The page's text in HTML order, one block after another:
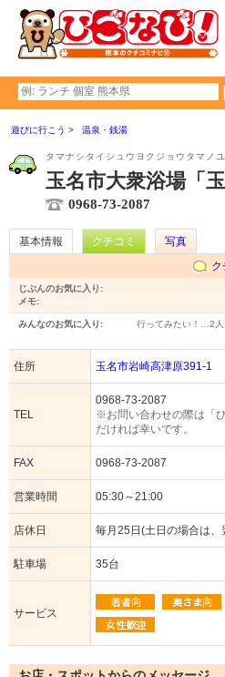
遊びに行こう 温泉・銭湯
タマナシタイシュウヨクジョウタマノユ
玉名市大衆浴場「玉
0968-73-2087
基本情報 クチコミ
写真
ク
じぶんのお気に入り:
メモ:
みんなのお気に入り: 行ってみたい！… 2人
住所 玉名市岩崎高津原391-1
TEL
0968-73-2087
※お問い合わせの際は「
だければ幸いです。
FAX 0968-73-2087
営業時間 05:30～21:00
店休日 毎月25日(土日の場合は、
駐車場 35台
サービス